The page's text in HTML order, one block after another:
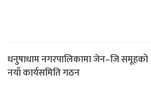
धनुषाधाम नगरपालिकामा जेन–जि समूहको
नयाँ कार्यसमिति गठन